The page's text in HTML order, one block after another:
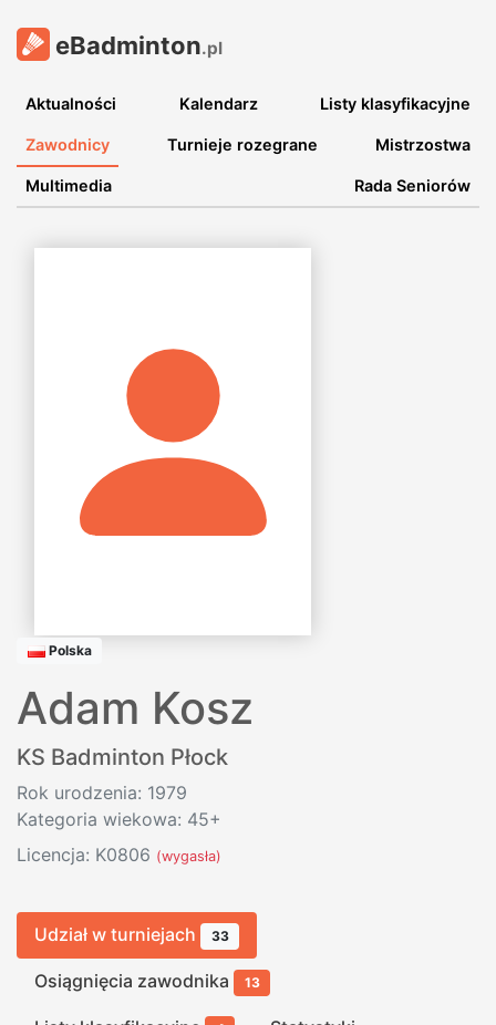
eBadminton.pl
Aktualności Kalendarz Listy klasyfikacyjne
Zawodnicy Turnieje rozegrane Mistrzostwa
Multimedia Rada Seniorów
Polska
Adam Kosz
KS Badminton Płock
Rok urodzenia: 1979
Kategoria wiekowa: 45+
Licencja: K0806 (wygasła)
Udział w turniejach 33
Osiągnięcia zawodnika 13